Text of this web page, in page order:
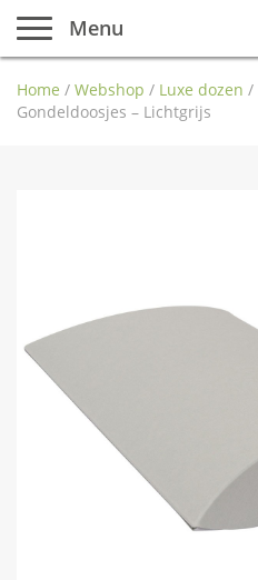
Menu
Home / Webshop / Luxe dozen /
Gondeldoosjes – Lichtgrijs